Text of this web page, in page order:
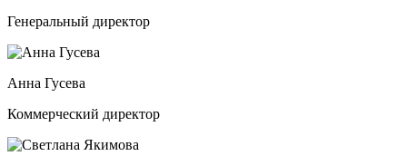
Генеральный директор
Анна Гусева
Коммерческий директор